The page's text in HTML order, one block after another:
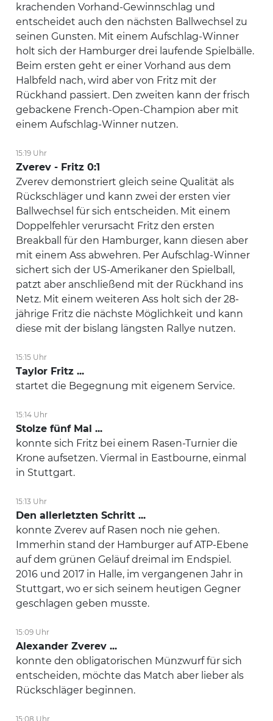
krachenden Vorhand-Gewinnschlag und
entscheidet auch den nächsten Ballwechsel zu
seinen Gunsten. Mit einem Aufschlag-Winner
holt sich der Hamburger drei laufende Spielbälle.
Beim ersten geht er einer Vorhand aus dem
Halbfeld nach, wird aber von Fritz mit der
Rückhand passiert. Den zweiten kann der frisch
gebackene French-Open-Champion aber mit
einem Aufschlag-Winner nutzen.
15:19 Uhr
Zverev - Fritz 0:1
Zverev demonstriert gleich seine Qualität als
Rückschläger und kann zwei der ersten vier
Ballwechsel für sich entscheiden. Mit einem
Doppelfehler verursacht Fritz den ersten
Breakball für den Hamburger, kann diesen aber
mit einem Ass abwehren. Per Aufschlag-Winner
sichert sich der US-Amerikaner den Spielball,
patzt aber anschließend mit der Rückhand ins
Netz. Mit einem weiteren Ass holt sich der 28-
jährige Fritz die nächste Möglichkeit und kann
diese mit der bislang längsten Rallye nutzen.
15:15 Uhr
Taylor Fritz ...
startet die Begegnung mit eigenem Service.
15:14 Uhr
Stolze fünf Mal ...
konnte sich Fritz bei einem Rasen-Turnier die
Krone aufsetzen. Viermal in Eastbourne, einmal
in Stuttgart.
15:13 Uhr
Den allerletzten Schritt ...
konnte Zverev auf Rasen noch nie gehen.
Immerhin stand der Hamburger auf ATP-Ebene
auf dem grünen Geläuf dreimal im Endspiel.
2016 und 2017 in Halle, im vergangenen Jahr in
Stuttgart, wo er sich seinem heutigen Gegner
geschlagen geben musste.
15:09 Uhr
Alexander Zverev ...
konnte den obligatorischen Münzwurf für sich
entscheiden, möchte das Match aber lieber als
Rückschläger beginnen.
15:08 Uhr